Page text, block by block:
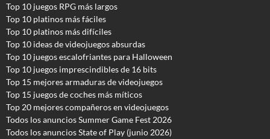
Top 10 juegos RPG más largos
Top 10 platinos más fáciles
Top 10 platinos más difíciles
Top 10 ideas de videojuegos absurdas
Top 10 juegos escalofriantes para Halloween
Top 10 juegos imprescindibles de 16 bits
Top 15 mejores armaduras de videojuegos
Top 15 juegos de coches más míticos
Top 20 mejores compañeros en videojuegos
Todos los anuncios Summer Game Fest 2026
Todos los anuncios State of Play (junio 2026)